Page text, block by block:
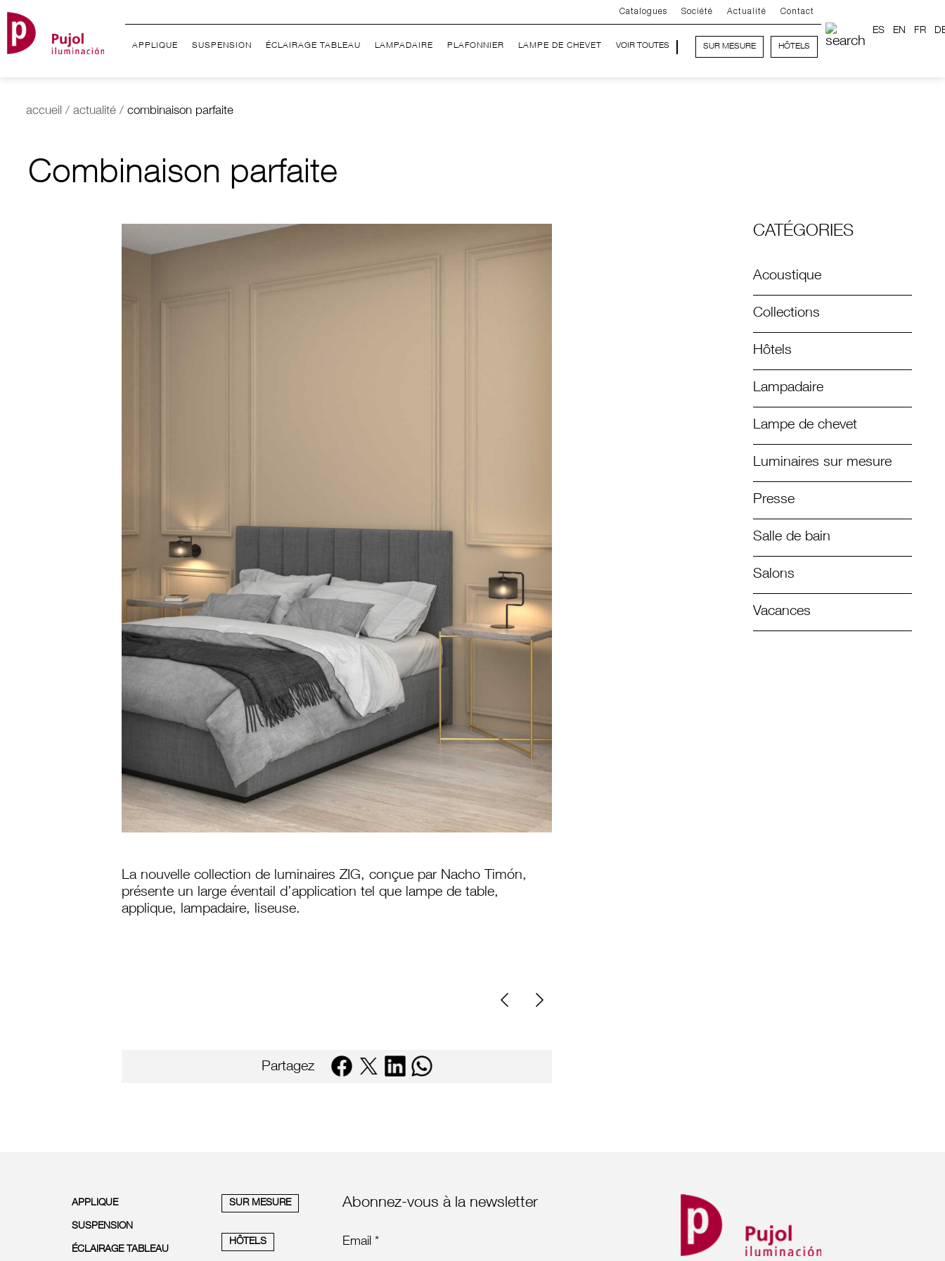
Catalogues Société Actualité Contact
APPLIQUE SUSPENSION ÉCLAIRAGE TABLEAU LAMPADAIRE PLAFONNIER LAMPE DE CHEVET VOIR TOUTES SUR MESURE HÔTELS
ES EN FR
accueil / actualité / combinaison parfaite
Combinaison parfaite
La nouvelle collection de luminaires ZIG, conçue par Nacho Timón,
présente un large éventail d’application tel que lampe de table,
applique, lampadaire, liseuse.
Partagez
CATÉGORIES
Acoustique
Collections
Hôtels
Lampadaire
Lampe de chevet
Luminaires sur mesure
Presse
Salle de bain
Salons
Vacances
APPLIQUE
SUSPENSION
ÉCLAIRAGE TABLEAU
SUR MESURE
HÔTELS
Abonnez-vous à la newsletter
Email *